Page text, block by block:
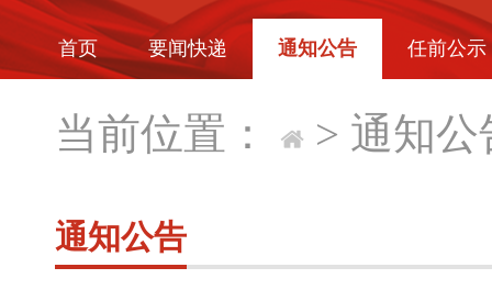
首页 要闻快递 通知公告 任前公示
当前位置： > 通知公
通知公告